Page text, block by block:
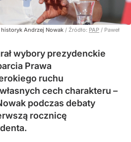
historyk Andrzej Nowak / Źródło: PAP / Paweł
wybory prezydenckie
Prawa
ruchu
cech charakteru –
podczas debaty
rocznicę